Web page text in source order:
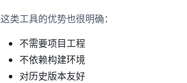
这类工具的优势也很明确：
不需要项目工程
不依赖构建环境
对历史版本友好